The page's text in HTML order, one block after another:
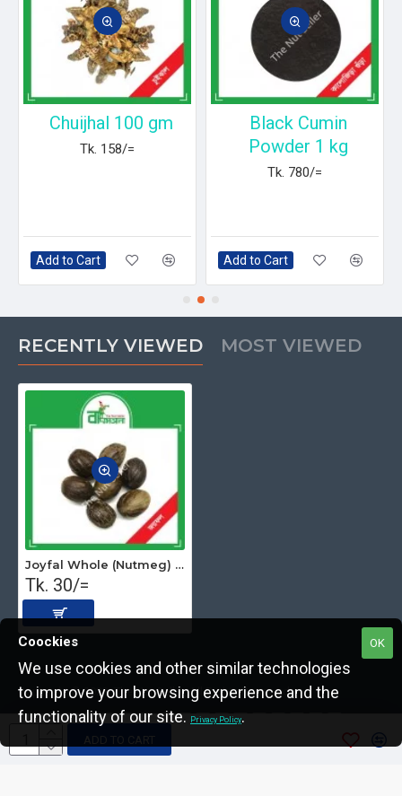
ADD TO CART
Chuijhal 100 gm
Tk. 158/=
Add to Cart
Black Cumin
Powder 1 kg
Tk. 780/=
Add to Cart
RECENTLY VIEWED MOST VIEWED
Joyfal Whole (Nutmeg) 3pcs
Tk. 30/=
Copyright © 2022, The Nut Seller, All Rights Reserved.
OK
Coockies
We use cookies and other similar technologies
to improve your browsing experience and the
functionality of our site. Privacy Policy.